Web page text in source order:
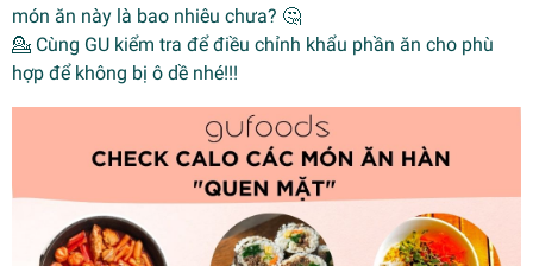
món ăn này là bao nhiêu chưa? 🤔
💁 Cùng GU kiểm tra để điều chỉnh khẩu phần ăn cho phù
hợp để không bị ô dề nhé!!!